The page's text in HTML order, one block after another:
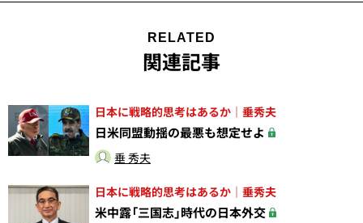
RELATED
関連記事
日本に戦略的思考はあるか｜垂秀夫
日米同盟動揺の最悪も想定せよ
垂 秀夫
日本に戦略的思考はあるか｜垂秀夫
米中露「三国志」時代の日本外交